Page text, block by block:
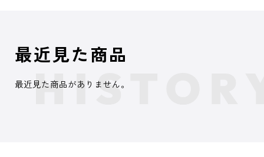
最近見た商品
最近見た商品がありません。